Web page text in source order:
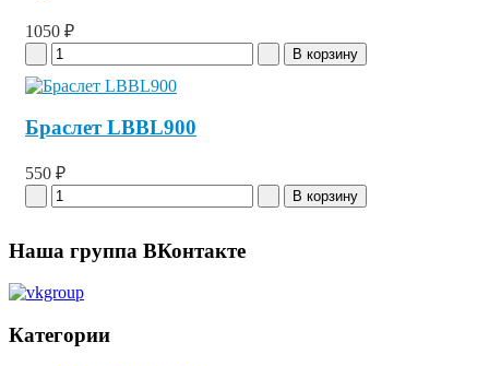
1050 ₽
Браслет LBBL900
550 ₽
Наша группа ВКонтакте
Категории